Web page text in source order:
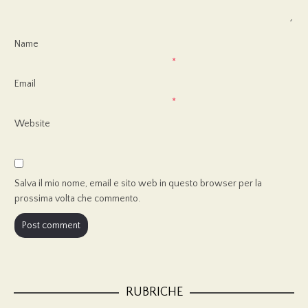
Name
*
Email
*
Website
Salva il mio nome, email e sito web in questo browser per la
prossima volta che commento.
RUBRICHE